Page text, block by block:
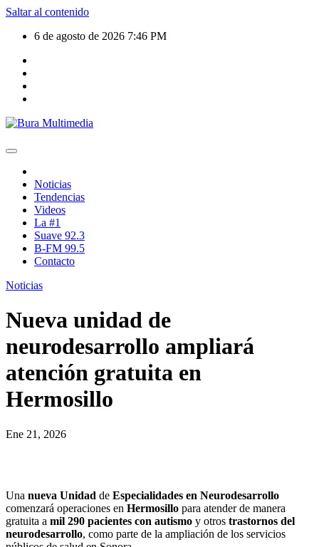
Saltar al contenido
6 de agosto de 2026 7:46 PM
Noticias
Tendencias
Videos
La #1
Suave 92.3
B-FM 99.5
Contacto
Noticias
Nueva unidad de
neurodesarrollo ampliará
atención gratuita en
Hermosillo
Ene 21, 2026
Una nueva Unidad de Especialidades en Neurodesarrollo
comenzará operaciones en Hermosillo para atender de manera
gratuita a mil 290 pacientes con autismo y otros trastornos del
neurodesarrollo, como parte de la ampliación de los servicios